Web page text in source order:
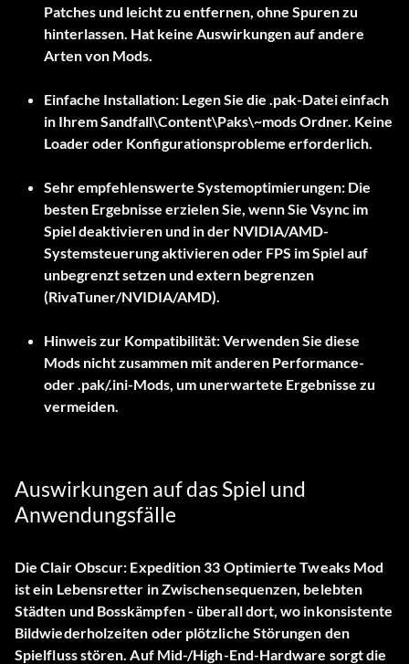
Patches und leicht zu entfernen, ohne Spuren zu
hinterlassen. Hat keine Auswirkungen auf andere
Arten von Mods.
Einfache Installation: Legen Sie die .pak-Datei einfach
in IhremSandfall\Content\Paks\~modsOrdner. Keine
Loader oder Konfigurationsprobleme erforderlich.
Sehr empfehlenswerte Systemoptimierungen: Die
besten Ergebnisse erzielen Sie, wenn Sie Vsync im
Spiel deaktivieren und in der NVIDIA/AMD-
Systemsteuerung aktivieren oder FPS im Spiel auf
unbegrenzt setzen und extern begrenzen
(RivaTuner/NVIDIA/AMD).
Hinweis zur Kompatibilität:Verwenden Sie diese
Mods nicht zusammen mit anderen Performance-
oder .pak/.ini-Mods, um unerwartete Ergebnisse zu
vermeiden.
Auswirkungen auf das Spiel und
Anwendungsfälle
DieClair Obscur: Expedition 33 Optimierte Tweaks Mod
ist ein Lebensretter in Zwischensequenzen, belebten
Städten und Bosskämpfen - überall dort, wo inkonsistente
Bildwiederholzeiten oder plötzliche Störungen den
Spielfluss stören. Auf Mid-/High-End-Hardware sorgt die